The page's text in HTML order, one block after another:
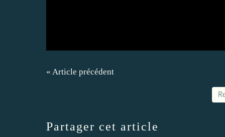
« Article précédent
Partager cet article